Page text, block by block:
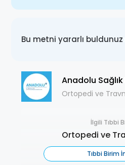
Bu metni yararlı buldunuz
Anadolu
Ortopedi ve
İlgili Tıbbi
Ortopedi ve
Tıbbi Birim